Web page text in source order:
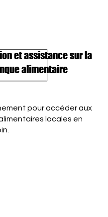
et assistance sur la
alimentaire
pour accéder aux
locales en